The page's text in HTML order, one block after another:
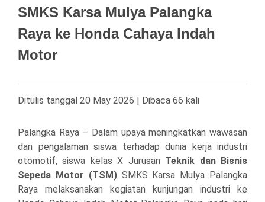
SMKS Karsa Mulya Palangka
Raya ke Honda Cahaya Indah
Motor
Ditulis tanggal 20 May 2026 | Dibaca 66 kali
Palangka Raya – Dalam upaya meningkatkan wawasan
dan pengalaman siswa terhadap dunia kerja industri
otomotif, siswa kelas X Jurusan Teknik dan Bisnis
Sepeda Motor (TSM) SMKS Karsa Mulya Palangka
Raya melaksanakan kegiatan kunjungan industri ke